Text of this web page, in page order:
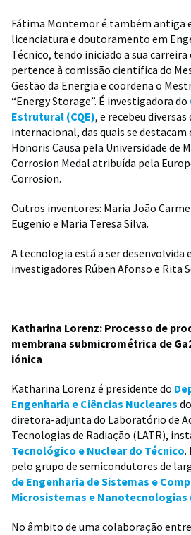
Fátima Montemor é também antiga
licenciatura e doutoramento em
Técnico, tendo iniciado a sua
pertence à comissão científica do
Gestão da Energia e coordena o
“Energy Storage”. É investigadora do
Estrutural (CQE), e recebeu
internacional, das quais se
Honoris Causa pela Universidade de
Corrosion Medal atribuída pela
Corrosion.
Outros inventores: Maria João
Eugenio e Maria Teresa Silva.
A tecnologia está a ser desenvolvida
investigadores Rúben Afonso e Rita
Katharina Lorenz: Processo de
membrana submicrométrica de
iónica
Katharina Lorenz é presidente do
Engenharia e Ciências Nucleares
diretora-adjunta do Laboratório de
Tecnologias de Radiação (LATR),
Tecnológico e Nuclear do Técnico.
pelo grupo de semicondutores de
de Engenharia de Sistemas e
Microsistemas e Nanotecnologias
No âmbito de uma colaboração entre